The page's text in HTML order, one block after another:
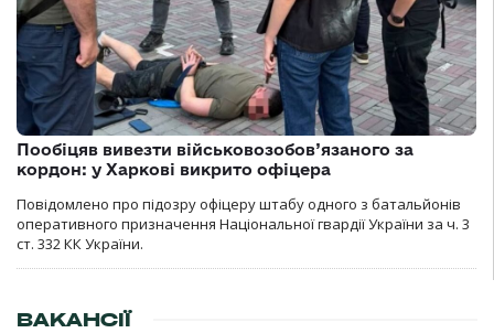
Пообіцяв вивезти військовозобов’язаного за
кордон: у Харкові викрито офіцера
Повідомлено про підозру офіцеру штабу одного з батальйонів
оперативного призначення Національної гвардії України за ч. 3
ст. 332 КК України.
ВАКАНСІЇ